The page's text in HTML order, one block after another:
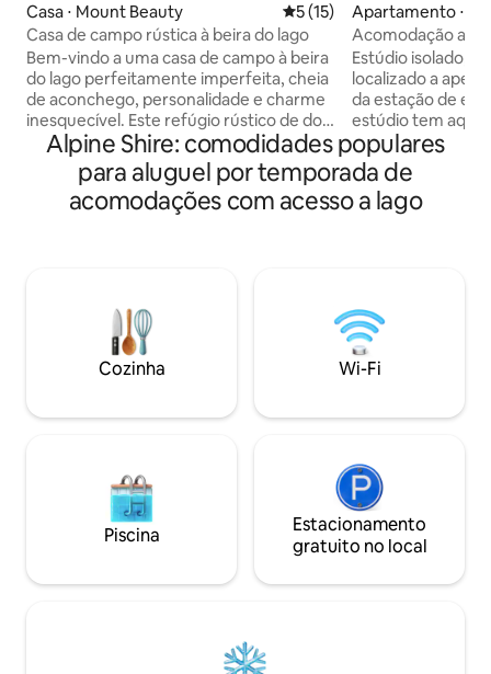
Casa ⋅ Mount Beauty 5 de uma avaliação média
5 (15)
Casa de campo rústica à beira do lago
Bem-vindo a uma casa de campo à beira
do lago perfeitamente imperfeita, cheia
de aconchego, personalidade e charme
inesquecível. Este refúgio rústico de dois
quartos acomoda até cinco hóspedes e
oferece tudo o que você precisa para
uma estadia aconchegante e cheia de
natureza, além de algumas
distância. No verão, canoe no lago,
caminhe por trilhas sinuosas nas
montanhas ou simplesmente relaxe sob
uma árvore ou na banheira de
Apartamento ⋅
Acomodação
vila de Bogong
Estúdio isolado,
localizado a
da estação de
estúdio tem
secagem,
geladeira, copos e
pequeno guarda-
espaço para
no quarto. Sem
O check-in é
mediante
11h (flexível
Alpine Shire: comodidades populares
para aluguel por temporada de
acomodações com acesso a lago
Cozinha Wi-Fi
Piscina
Estacionamento
gratuito no local